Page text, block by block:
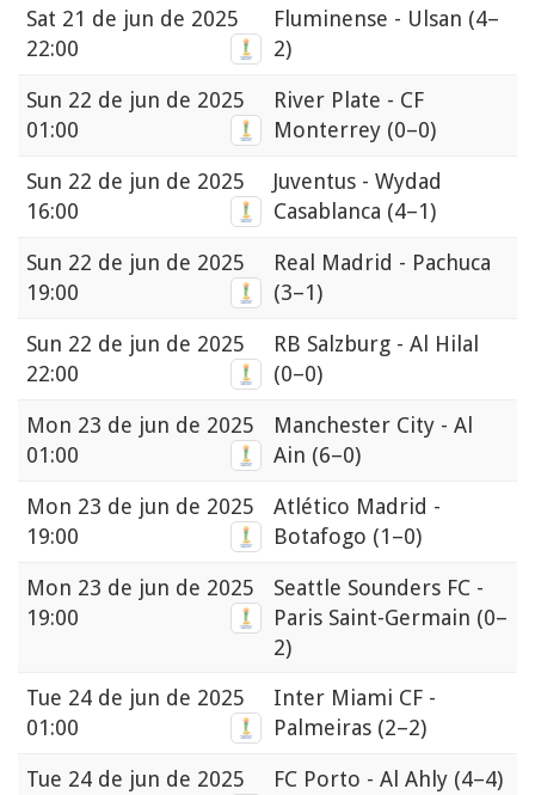
Sat 21 de jun de 2025
22:00
Fluminense - Ulsan (4–
2)
Sun 22 de jun de 2025
01:00
River Plate - CF
Monterrey (0–0)
Sun 22 de jun de 2025
16:00
Juventus - Wydad
Casablanca (4–1)
Sun 22 de jun de 2025
19:00
Real Madrid - Pachuca
(3–1)
Sun 22 de jun de 2025
22:00
RB Salzburg - Al Hilal
(0–0)
Mon 23 de jun de 2025
01:00
Manchester City - Al
Ain (6–0)
Mon 23 de jun de 2025
19:00
Atlético Madrid -
Botafogo (1–0)
Mon 23 de jun de 2025
19:00
Seattle Sounders FC -
Paris Saint-Germain (0–
2)
Tue 24 de jun de 2025
01:00
Inter Miami CF -
Palmeiras (2–2)
Tue 24 de jun de 2025
FC Porto - Al Ahly (4–4)